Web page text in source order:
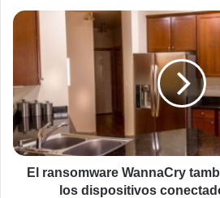
El
ransomware
WannaCry
también
puede
afectar
a
los
dispositivos
conectados
El ransomware WannaCry
los dispositivos